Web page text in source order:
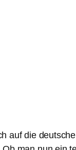
auf die